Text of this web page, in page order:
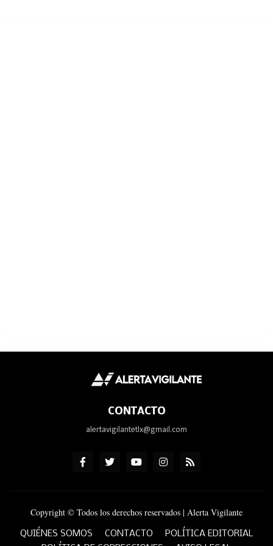
CONTACTO
alertavigilantetlx@gmail.com
Copyright © Todos los derechos reservados | Alerta Vigilante
QUIÉNES SOMOS CONTACTO
POLÍTICA EDITORIAL